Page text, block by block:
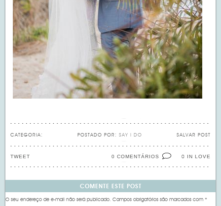
CATEGORIA: SALVAR POST
POSTADO POR: SAY I DO
0 IN LOVE
0 COMENTÁRIOS
TWEET
COMENTE ESTE POST
O seu endereço de e-mail não será publicado. Campos obrigatórios são marcados com*